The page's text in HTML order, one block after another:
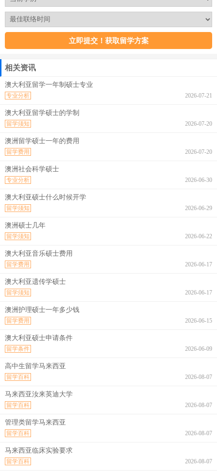
相关资讯
澳大利亚留学一年制硕士专业
2026-07-21
专业分析
澳大利亚留学硕士的学制
2026-07-20
留学须知
澳洲留学硕士一年的费用
2026-07-20
留学费用
澳洲社会科学硕士
2026-06-30
专业分析
澳大利亚硕士什么时候开学
2026-06-29
留学须知
澳洲硕士几年
2026-06-22
留学须知
澳大利亚音乐硕士费用
2026-06-17
留学费用
澳大利亚遗传学硕士
2026-06-17
留学须知
澳洲护理硕士一年多少钱
2026-06-15
留学费用
澳大利亚硕士申请条件
2026-06-09
留学条件
高中生留学马来西亚
2026-08-07
留学百科
马来西亚汝来英迪大学
2026-08-07
留学百科
管理类留学马来西亚
2026-08-07
留学百科
马来西亚临床实验要求
2026-08-07
留学百科